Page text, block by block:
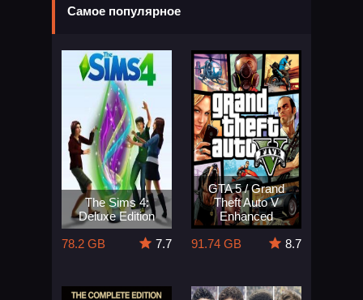
Самое популярное
The Sims 4:
Deluxe Edition
78.2 GB
7.7
GTA 5 / Grand
Theft Auto V
Enhanced
91.74 GB
8.7